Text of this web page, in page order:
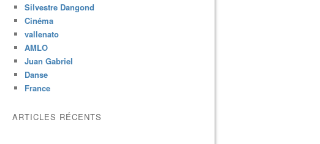
Silvestre Dangond
Cinéma
vallenato
AMLO
Juan Gabriel
Danse
France
ARTICLES RÉCENTS